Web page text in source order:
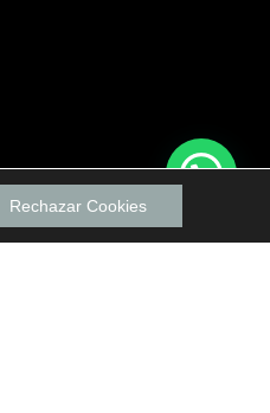
Rechazar Cookies